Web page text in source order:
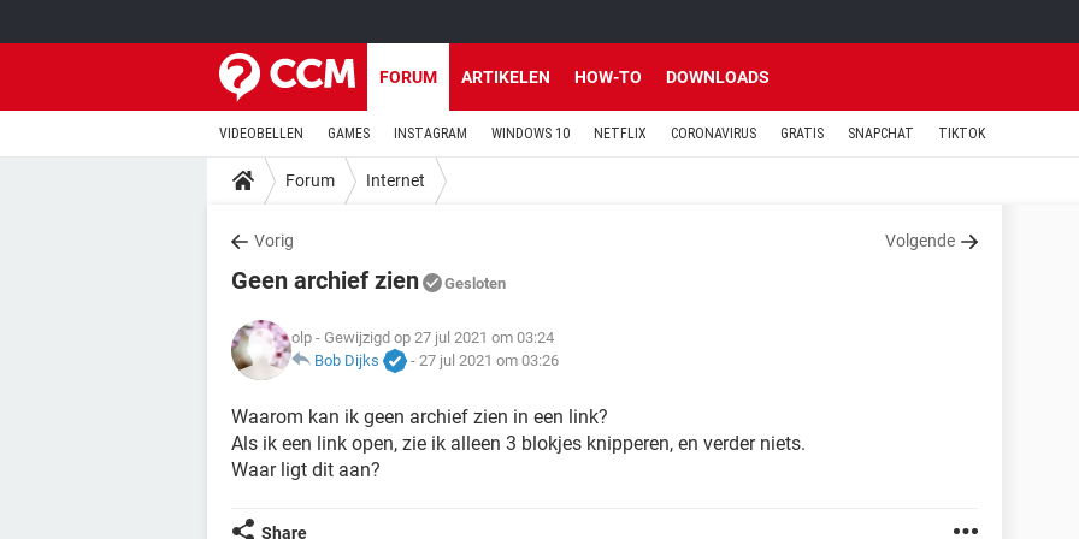
FORUM ARTIKELEN HOW-TO DOWNLOADS
VIDEOBELLEN GAMES INSTAGRAM WINDOWS 10 NETFLIX CORONAVIRUS GRATIS SNAPCHAT TIKTOK
Forum Internet
Vorig Volgende
Geen archief zien Gesloten
olp - Gewijzigd op 27 jul 2021 om 03:24
Bob Dijks
- 27 jul 2021 om 03:26
Waarom kan ik geen archief zien in een link?
Als ik een link open, zie ik alleen 3 blokjes knipperen, en verder niets.
Waar ligt dit aan?
Share